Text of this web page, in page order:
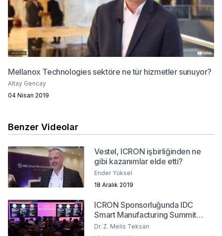
Mellanox Technologies sektöre ne tür hizmetler sunuyor?
Altay Gencay
04 Nisan 2019
Benzer Videolar
Vestel, ICRON işbirliğinden ne
gibi kazanımlar elde etti?
Ender Yüksel
18 Aralık 2019
ICRON Sponsorluğunda IDC
Smart Manufacturing Summit
2019
Dr. Z. Melis Teksan